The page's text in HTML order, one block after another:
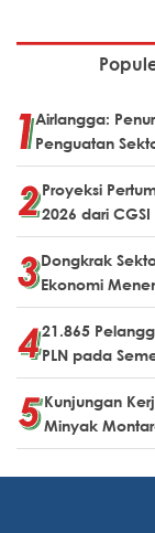
Airlangga:
Penguatan
Proyeksi
2026 dari CGSI
Dongkrak
Ekonomi
21.865
PLN pada
Kunjungan
Minyak